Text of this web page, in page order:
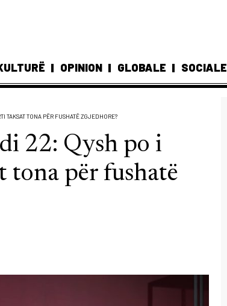
OPINION GLOBALE SOCIALE
TAKSAT TONA PËR FUSHATË ZGJEDHORE?
22: Qysh po i
tona për fushatë